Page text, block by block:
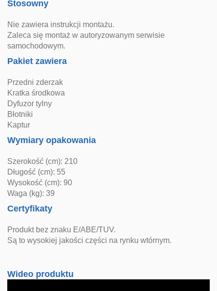
Stosowny
Nie zawiera instrukcji montażu.
Zaleca się montaż w autoryzowanym serwisie
samochodowym.
Pakiet zawiera
Przedni zderzak
Kratka środkowa
Dyfuzor tylny
Błotniki
Kaptur
Wymiary opakowania
Szerokość (cm): 210
Długość (cm): 55
Wysokość (cm): 90
Waga (kg): 39
Certyfikaty
Produkt bez znaku E/ABE/TUV.
Są to wysokiej jakości części na rynku wtórnym.
Wideo produktu